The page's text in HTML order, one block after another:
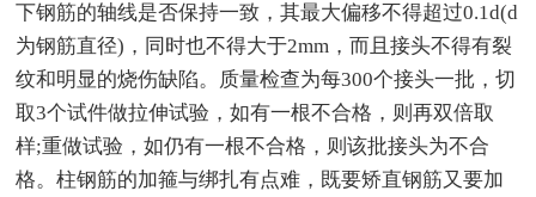
下钢筋的轴线是否保持一致，其最大偏移不得超过0.1d(d
为钢筋直径)，同时也不得大于2mm，而且接头不得有裂
纹和明显的烧伤缺陷。质量检查为每300个接头一批，切
取3个试件做拉伸试验，如有一根不合格，则再双倍取
样;重做试验，如仍有一根不合格，则该批接头为不合
格。柱钢筋的加箍与绑扎有点难，既要矫直钢筋又要加